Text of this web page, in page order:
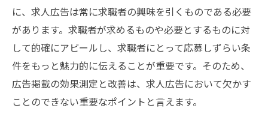
に、求人広告は常に求職者の興味を引くものである必要
があります。求職者が求めるものや必要とするものに対
して的確にアピールし、求職者にとって応募しずらい条
件をもっと魅力的に伝えることが重要です。そのため、
広告掲載の効果測定と改善は、求人広告において欠かす
ことのできない重要なポイントと言えます。